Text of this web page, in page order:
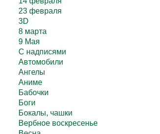
23 февраля
3D
8 марта
9 Мая
C надписями
Автомобили
Ангелы
Аниме
Бабочки
Боги
Бокалы, чашки
Вербное воскресенье